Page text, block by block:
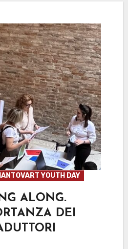
YOUTH DAY
ALONG.
DEI